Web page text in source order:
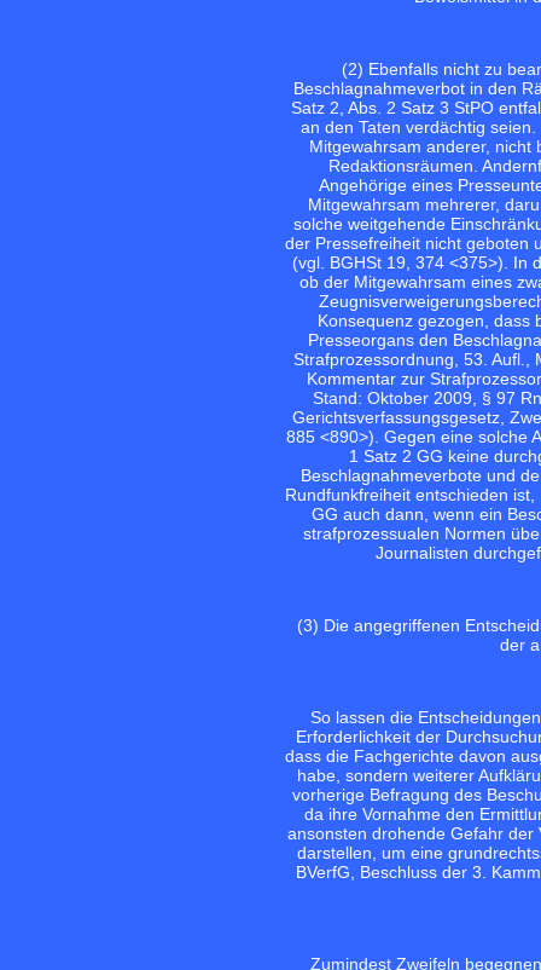
(2) Ebenfalls nicht zu
Beschlagnahmeverbot in den
Satz 2, Abs. 2 Satz 3 StPO
an den Taten verdächtig
Mitgewahrsam anderer, nicht
Redaktionsräumen.
Angehörige eines
Mitgewahrsam mehrerer,
solche weitgehende
der Pressefreiheit nicht geboten
(vgl. BGHSt 19, 374 <375>). In
ob der Mitgewahrsam eines
Konsequenz gezogen, dass
Presseorgans den
Strafprozessordnung, 53. Aufl.,
Kommentar zur
Stand: Oktober 2009, § 97
Gerichtsverfassungsgesetz,
885 <890>). Gegen eine solche
1 Satz 2 GG keine
Beschlagnahmeverbote und
Rundfunkfreiheit entschieden
GG auch dann, wenn ein
strafprozessualen Normen
Journalisten
(3) Die angegriffenen
der
So lassen die
Erforderlichkeit der
dass die Fachgerichte davon
habe, sondern weiterer
vorherige Befragung des
da ihre Vornahme den
ansonsten drohende Gefahr der
darstellen, um eine
BVerfG, Beschluss der 3.
Zumindest Zweifeln